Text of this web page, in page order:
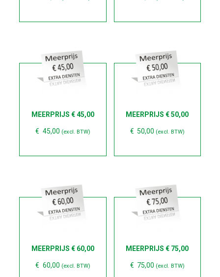
MEERPRIJS € 45,00
€ 45,00 (excl. BTW)
MEERPRIJS € 50,00
€ 50,00 (excl. BTW)
MEERPRIJS € 60,00
€ 60,00 (excl. BTW)
MEERPRIJS € 75,00
€ 75,00 (excl. BTW)